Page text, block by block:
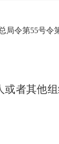
局令第55号
者其他